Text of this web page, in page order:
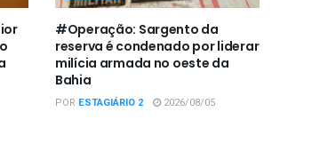
#Operação: Sargento da
reserva é condenado por liderar
milícia armada no oeste da
Bahia
POR ESTAGIÁRIO 2 2026/08/05